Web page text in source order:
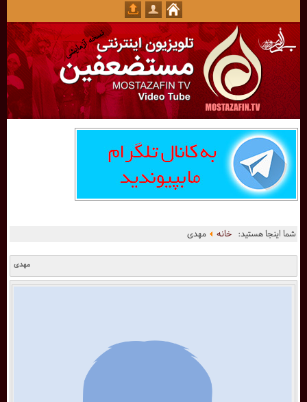
شما اینجا هستید:خانه مهدی
مهدی